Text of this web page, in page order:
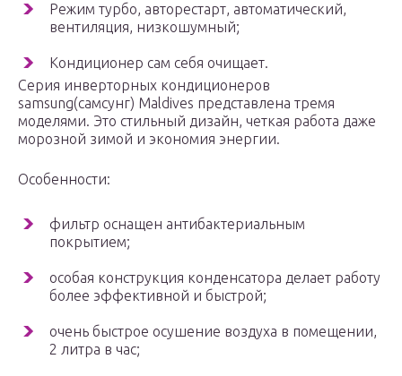
Режим турбо, авторестарт, автоматический,
вентиляция, низкошумный;
Кондиционер сам себя очищает.
Серия инверторных кондиционеров
samsung(самсунг) Maldives представлена тремя
моделями. Это стильный дизайн, четкая работа даже
морозной зимой и экономия энергии.
Особенности:
фильтр оснащен антибактериальным
покрытием;
особая конструкция конденсатора делает работу
более эффективной и быстрой;
очень быстрое осушение воздуха в помещении,
2 литра в час;